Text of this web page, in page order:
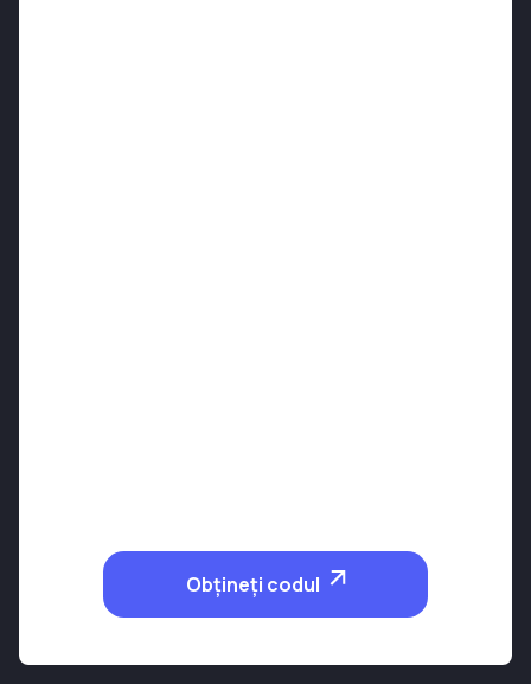
Obțineți codul